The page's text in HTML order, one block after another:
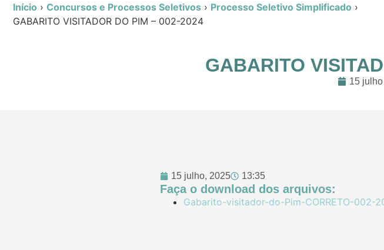
Início › Concursos e Processos Seletivos › Processo Seletivo Simplificado ›
GABARITO VISITADOR DO PIM – 002-2024
GABARITO
15
15 julho, 2025 13:35
Faça o download dos arquivos:
Gabarito-visitador-do-Pim-CORRETO-002-